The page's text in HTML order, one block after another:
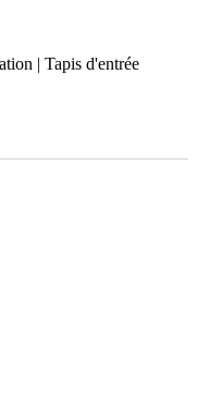
| Tapis d'entrée